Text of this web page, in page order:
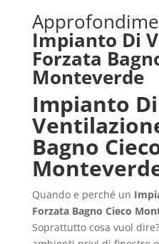
Impianto Di
Forzata
Monteverde
Impianto Di
Bagno
Quando e perché un
Forzata Bagno Cieco
Soprattutto cosa vuol